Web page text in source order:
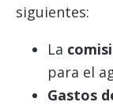
siguientes:
La
para el
Gastos